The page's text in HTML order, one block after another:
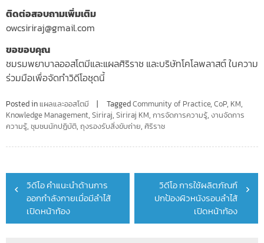
ติดต่อสอบถามเพิ่มเติม
owcsiriraj@gmail.com
ขอขอบคุณ
ชมรมพยาบาลออสโตมีและแผลศิริราช และบริษัทโคโลพลาสต์ ในความ
ร่วมมือเพื่อจัดทำวิดีโอชุดนี้
Posted in แผลและออสโตมี TaggedCommunity of Practice, CoP, KM,
Knowledge Management, Siriraj, Siriraj KM, การจัดการความรู้, งานจัดการ
ความรู้, ชุมชนนักปฏิบัติ, ถุงรองรับสิ่งขับถ่าย, ศิริราช
Post
navigation
วิดีโอ คำแนะนำด้านการ
ออกกำลังกายเมื่อมีลำไส้
เปิดหน้าท้อง
วิดีโอ การใช้ผลิตภัณฑ์
ปกป้องผิวหนังรอบลำไส้
เปิดหน้าท้อง